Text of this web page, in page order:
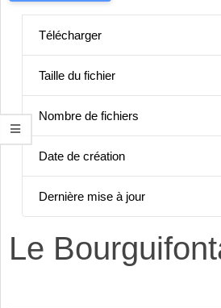
Télécharger
Taille du fichier
Nombre de fichiers
Date de création
Dernière mise à jour
Le